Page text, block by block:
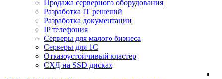
Продажа серверного оборудования
Разработка IT решений
Разработка документации
IP телефония
Серверы для малого бизнеса
Серверы для 1С
Отказоустойчивый кластер
СХД на SSD дисках